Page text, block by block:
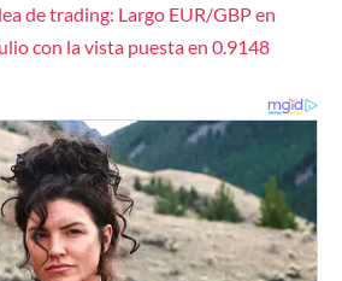
de trading: Largo EUR/GBP en
con la vista puesta en 0.9148